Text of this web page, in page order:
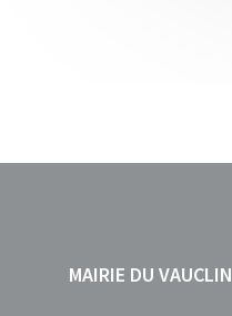
MAIRIE DU VAUCLIN